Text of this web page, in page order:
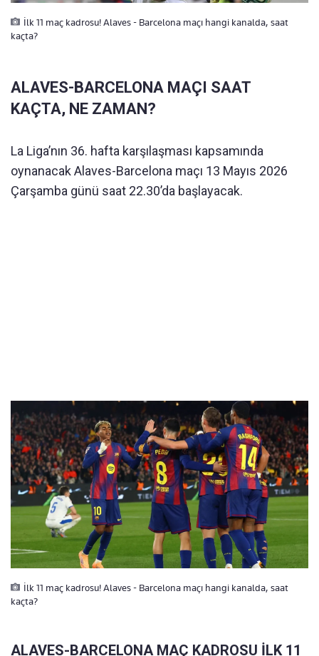
İlk 11 maç kadrosu! Alaves - Barcelona maçı hangi kanalda, saat
kaçta?
ALAVES-BARCELONA MAÇI SAAT
KAÇTA, NE ZAMAN?
La Liga’nın 36. hafta karşılaşması kapsamında
oynanacak Alaves-Barcelona maçı 13 Mayıs 2026
Çarşamba günü saat 22.30’da başlayacak.
İlk 11 maç kadrosu! Alaves - Barcelona maçı hangi kanalda, saat
kaçta?
ALAVES-BARCELONA MAÇ KADROSU İLK 11